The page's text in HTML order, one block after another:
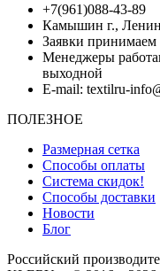
+7(961)088-43-89
Камышин г.,
Заявки принимаем
Менеджеры
выходной
E-mail: textilru-
ПОЛЕЗНОЕ
Размерная сетка
Способы оплаты
Система скидок!
Способы доставки
Новости
Блог
Российский